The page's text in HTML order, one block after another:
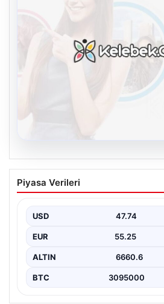
08.08.2026
Kelebek sohbet
İletişimin Güvenli Adresi
Sanal ortamında bireylerin seviyeli
Günümüzde…
Piyasa Verileri
USD 47.74
EUR 55.25
ALTIN 6660.6
BTC 3095000